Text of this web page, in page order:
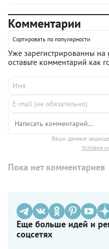
Комментарии
Сортировать по популярности
Уже зарегистрированны на
оставьте комментарий как
Ваши данные
Условия
Пока нет комментариев
Еще больше идей и
соцсетях